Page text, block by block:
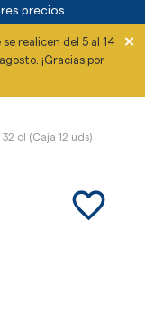
precios
realicen del 5 al 14
¡Gracias por
×
cl (Caja 12 uds)
favorite_border